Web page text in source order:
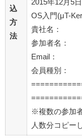
込
方
法
2015年12月5
OS入門(μT-
貴社名：
参加者名：
Email：
会員種別：
※複数の参加
人数分コピー